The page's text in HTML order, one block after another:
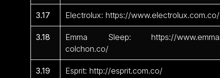
3.17 Electrolux: https://www.electrolux.com.co/
3.18
Emma Sleep: https://
colchon.co/
3.19 Esprit: http://esprit.com.co/